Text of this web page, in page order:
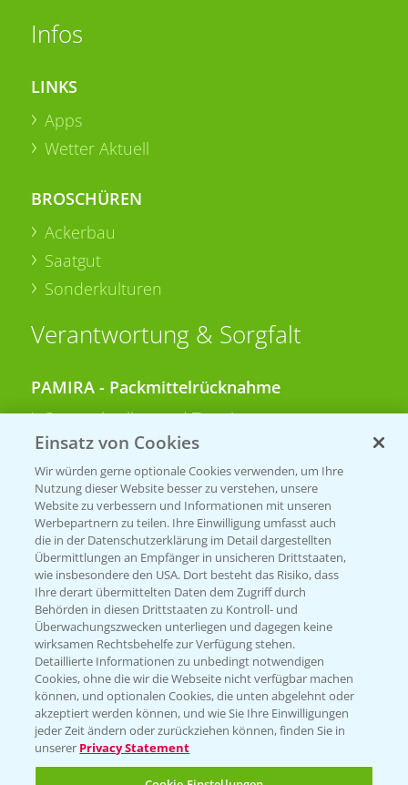
Infos
LINKS
Apps
Wetter Aktuell
BROSCHÜREN
Ackerbau
Saatgut
Sonderkulturen
Verantwortung & Sorgfalt
PAMIRA - Packmittelrücknahme
Sammelstellen und Termine
PRE - Chemikalien sicher entsorgen
Sammelstellen und Termine
Kontakt & Notfall
Beratung auf WhatsApp
T.+49 (0)174 346 564 1
KONTAKT
Hilfe in Notfällen
T.+49 (0)214/30-20220
Einsatz von Cookies
Wir würden gerne optionale Cookies verwenden, um Ihre
Nutzung dieser Website besser zu verstehen, unsere
Website zu verbessern und Informationen mit unseren
Werbepartnern zu teilen. Ihre Einwilligung umfasst auch
die in der Datenschutzerklärung im Detail dargestellten
Übermittlungen an Empfänger in unsicheren Drittstaaten,
wie insbesondere den USA. Dort besteht das Risiko, dass
Ihre derart übermittelten Daten dem Zugriff durch
Behörden in diesen Drittstaaten zu Kontroll- und
Überwachungszwecken unterliegen und dagegen keine
wirksamen Rechtsbehelfe zur Verfügung stehen.
Detaillierte Informationen zu unbedingt notwendigen
Cookies, ohne die wir die Webseite nicht verfügbar machen
können, und optionalen Cookies, die unten abgelehnt oder
akzeptiert werden können, und wie Sie Ihre Einwilligungen
jeder Zeit ändern oder zurückziehen können, finden Sie in
unserer Privacy Statement